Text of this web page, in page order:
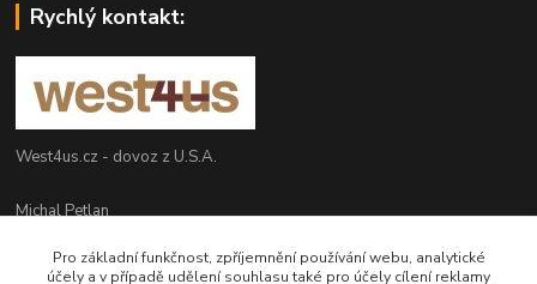
Rychlý kontakt:
West4us.cz - dovoz z U.S.A.
Michal Petlan
(Po-Pá, 9-16h)
Pro základní funkčnost, zpříjemnění používání webu, analytické
účely a v případě udělení souhlasu také pro účely cílení reklamy